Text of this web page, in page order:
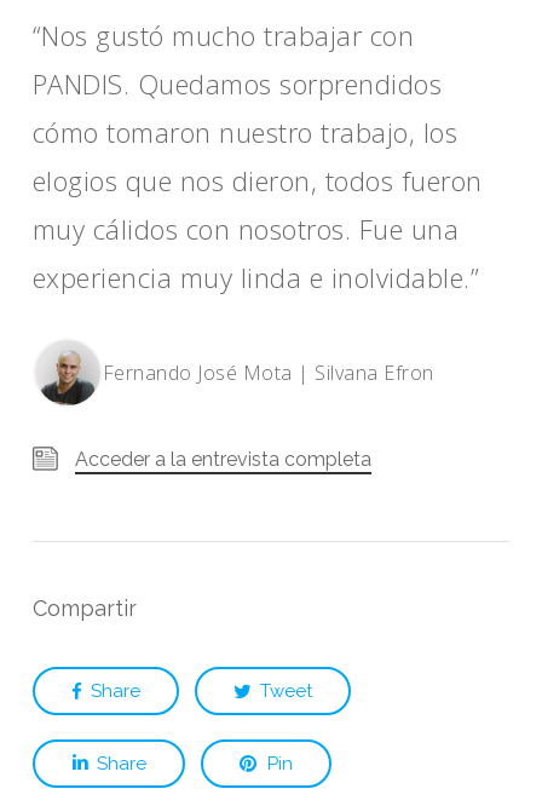
“Nos gustó mucho trabajar con
PANDIS. Quedamos sorprendidos
cómo tomaron nuestro trabajo, los
elogios que nos dieron, todos fueron
muy cálidos con nosotros. Fue una
experiencia muy linda e inolvidable.”
Fernando José Mota | Silvana Efron
Acceder a la entrevista completa
Compartir
Share Tweet
Share Pin